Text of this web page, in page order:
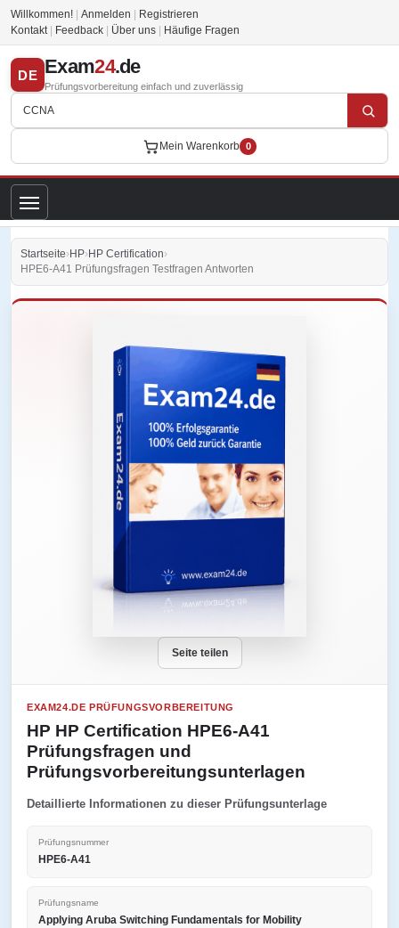
Willkommen! Anmelden
Registrieren
Kontakt
Feedback Über uns Häufige Fragen
DE Exam24.de
Prüfungsvorbereitung einfach und zuverlässig
Mein Warenkorb 0
Startseite›HP›HP Certification›
HPE6-A41 Prüfungsfragen Testfragen Antworten
Seite teilen
EXAM24.DE PRÜFUNGSVORBEREITUNG
HP HP Certification HPE6-A41
Prüfungsfragen und
Prüfungsvorbereitungsunterlagen
Detaillierte Informationen zu dieser Prüfungsunterlage
Prüfungsnummer
HPE6-A41
Prüfungsname
Applying Aruba Switching Fundamentals for Mobility